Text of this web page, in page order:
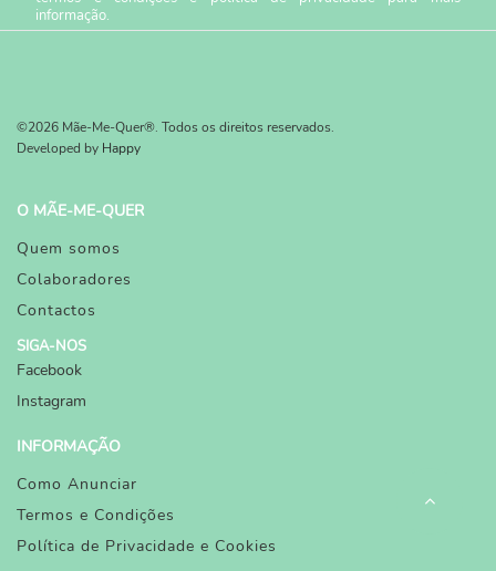
informação.
©2026 Mãe-Me-Quer®. Todos os direitos reservados.
Developed by Happy
O MÃE-ME-QUER
Quem somos
Colaboradores
Contactos
SIGA-NOS
Facebook
Instagram
INFORMAÇÃO
Como Anunciar
Termos e Condições
Política de Privacidade e Cookies